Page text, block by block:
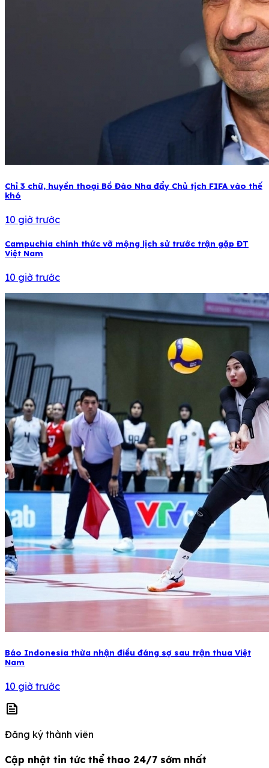
Chỉ 3 chữ, huyền thoại Bồ Đào Nha đẩy Chủ tịch FIFA vào thế
khó
10 giờ trước
Campuchia chính thức vỡ mộng lịch sử trước trận gặp ĐT
Việt Nam
10 giờ trước
Báo Indonesia thừa nhận điều đáng sợ sau trận thua Việt
Nam
10 giờ trước
news
Đăng ký thành viên
Cập nhật tin tức thể thao 24/7 sớm nhất